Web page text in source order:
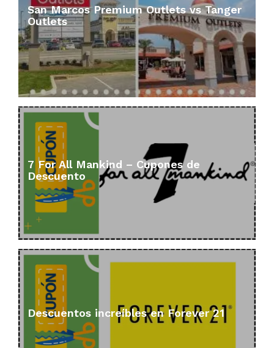
San Marcos Premium Outlets vs Tanger
Outlets
7 For All Mankind – Cupones de
Descuento
Descuentos increíbles en Forever 21